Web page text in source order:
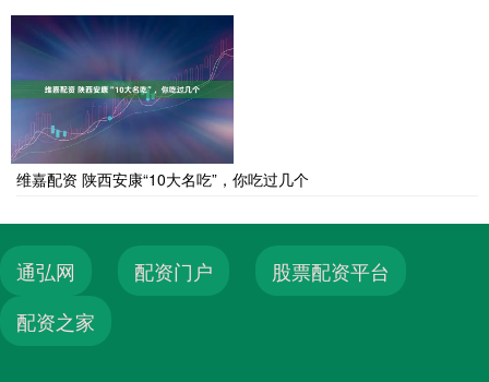
维嘉配资 陕西安康“10大名吃”，你吃过几个
通弘网 配资门户
股票配资平台
配资之家